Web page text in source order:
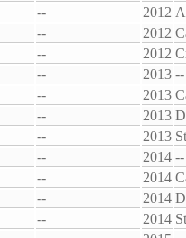
-- 2012
-- 2012
-- 2012
-- 2013 --
-- 2013
-- 2013
-- 2013
-- 2014 --
-- 2014
-- 2014
-- 2014